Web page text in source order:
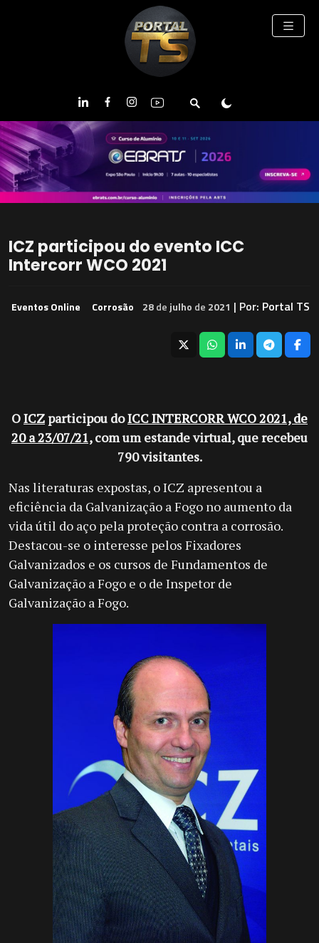
ICZ participou do evento ICC
Intercorr WCO 2021
Eventos Online Corrosão 28dejulho de 2021 | Por: Portal TS
OICZparticipou doICC INTERCORR WCO 2021, de
20 a 23/07/21,com um estande virtual, que recebeu
790 visitantes.
Nas literaturas expostas, o ICZ apresentou a
eficiência da Galvanização a Fogo no aumento da
vida útil do aço pela proteção contra a corrosão.
Destacou-se o interesse pelos Fixadores
Galvanizados e os cursos de Fundamentos de
Galvanização a Fogo e o de Inspetor de
Galvanização a Fogo.